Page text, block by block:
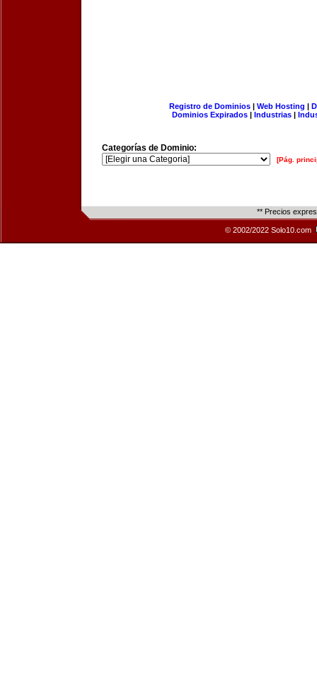
Registro de Dominios| Web Hosting |
Dominios Expirados | Industrias |
Categorías de Dominio:
[Pág.
** Precios
© 2002/2022 Solo10.com